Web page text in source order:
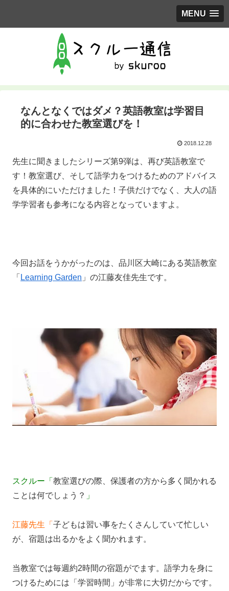
MENU
なんとなくではダメ？英語教室は学習目
的に合わせた教室選びを！
2018.12.28
先生に聞きましたシリーズ第9弾は、再び英語教室で
す！教室選び、そして語学力をつけるためのアドバイス
を具体的にいただけました！子供だけでなく、大人の語
学学習者も参考になる内容となっていますよ。
今回お話をうかがったのは、品川区大崎にある英語教室
「 Learning Garden 」の江藤友佳先生です。
スクルー「 教室選びの際、保護者の方から多く聞かれる
ことは何でしょう？ 」
江藤先生「 子どもは習い事をたくさんしていて忙しい
が、宿題は出るかをよく聞かれます。
当教室では毎週約2時間の宿題がでます。語学力を身に
つけるためには「学習時間」が非常に大切だからです。